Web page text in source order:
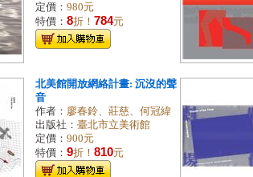
定價： 980元
特價： 8折！ 784元
北美館開放網絡計畫: 沉沒的聲
音
作者： 廖春鈴、莊慈、何冠緯
出版社： 臺北市立美術館
定價： 900元
特價： 9折！ 810元